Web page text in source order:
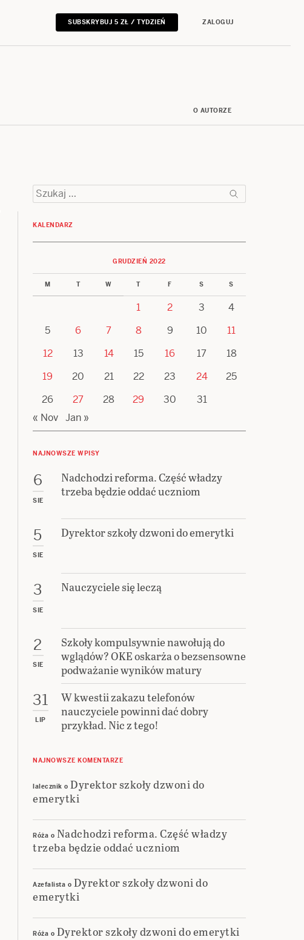
SUBSKRYBUJ 5 ZŁ / TYDZIEŃ ZALOGUJ
O AUTORZE
Szukaj:
KALENDARZ
GRUDZIEŃ 2022
M T W T F S S
1 2 3
4
5
6 7 8 9 10
11
12
13 14 15 16 17
18
19
20 21 22 23 24
25
26
27 28 29 30
31
« Nov Jan »
NAJNOWSZE WPISY
6
SIE
Nadchodzi reforma. Część władzy
trzeba będzie oddać uczniom
5
SIE
Dyrektor szkoły dzwoni do emerytki
3
SIE
Nauczyciele się leczą
2
SIE
Szkoły kompulsywnie nawołują do
wglądów? OKE oskarża o bezsensowne
podważanie wyników matury
31
LIP
W kwestii zakazu telefonów
nauczyciele powinni dać dobry
przykład. Nic z tego!
NAJNOWSZE KOMENTARZE
lalecznik o Dyrektor szkoły dzwoni do
emerytki
Róża o Nadchodzi reforma. Część władzy
trzeba będzie oddać uczniom
Azefalista o Dyrektor szkoły dzwoni do
emerytki
Róża o Dyrektor szkoły dzwoni do emerytki